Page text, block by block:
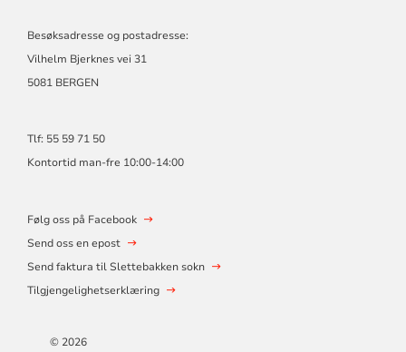
Besøksadresse og postadresse:
Vilhelm Bjerknes vei 31
5081 BERGEN
Tlf: 55 59 71 50
Kontortid man-fre 10:00-14:00
Følg oss på Facebook
Send oss en epost
Send faktura til Slettebakken sokn
Tilgjengelighetserklæring
© 2026